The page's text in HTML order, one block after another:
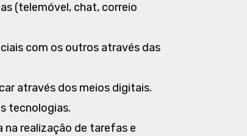
(telemóvel, chat, correio
com os outros através das
através dos meios digitais.
tecnologias.
realização de tarefas e